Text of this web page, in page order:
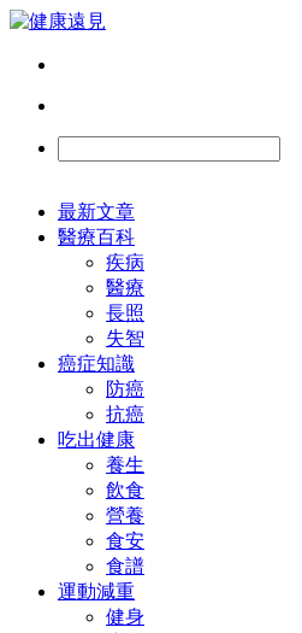
最新文章
醫療百科
疾病
醫療
長照
失智
癌症知識
防癌
抗癌
吃出健康
養生
飲食
營養
食安
食譜
運動減重
健身